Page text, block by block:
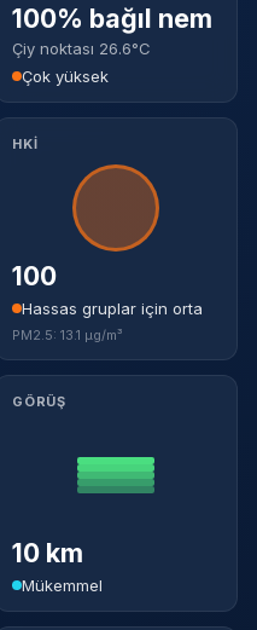
100% bağıl nem
Çiy noktası 26.6°C
Çok yüksek
HKİ
100
Hassas gruplar için orta
PM2.5: 13.1 µg/m³
GÖRÜŞ
10 km
Mükemmel